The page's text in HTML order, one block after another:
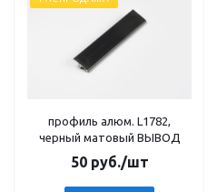
профиль алюм. L1782,
черный матовый ВЫВОД
50руб./шт